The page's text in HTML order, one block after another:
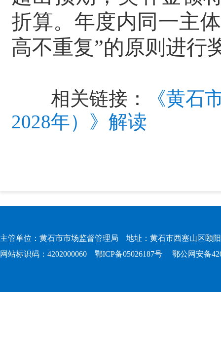
折算。年度内同一主
高不重复”的原则进行
相关链接：
《黄石
2028年）》解读
主管单位：黄石市市场监督管理局 地址：黄石市西塞山区颐
网站标识码：4202000060 鄂ICP备05026187号 鄂公网安备